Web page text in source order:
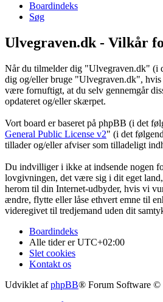
Boardindeks
Søg
Ulvegraven.dk - Vilkår
Når du tilmelder dig "Ulvegraven.dk" (i
dig og/eller bruge "Ulvegraven.dk",
være fornuftigt, at du selv gennemgår
opdateret og/eller skærpet.
Vort board er baseret på phpBB (i det
General Public License v2" (i det
tillader og/eller afviser som tilladeligt
Du indvilliger i ikke at indsende nogen
lovgivningen, det være sig i dit eget
herom til din Internet-udbyder, hvis vi
ændre, flytte eller låse ethvert emne til
videregivet til tredjemand uden dit
Boardindeks
Alle tider erUTC+02:00
Slet cookies
Kontakt os
Udviklet afphpBB® Forum Software ©